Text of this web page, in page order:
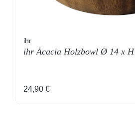
ihr
ihr Acacia Holzbowl Ø 14 x H
Regulärer Preis:
24,90 €